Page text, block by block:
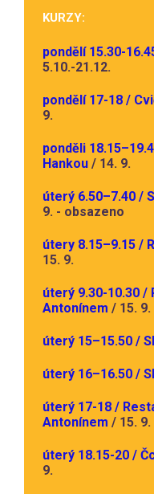
KURZY:
pondělí 15.30-
5.10.-21.12.
pondělí 17-18 /
9.
ponděli
Hankou/ 14. 9.
úterý 6.50–7.40 /
9. - obsazeno
útery 8.15–9.15 /
15. 9.
úterý 9.30-10.30 /
Antonínem / 15. 9.
úterý 15–15.50 /
úterý 16–16.50 /
úterý 17-18 /
Antonínem / 15. 9.
úterý 18.15-20 /
9.